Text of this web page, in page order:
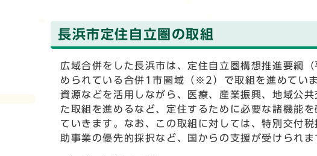
長浜市定住自立圏の取組
広域合併をした長浜市は、定住自立圏構想推進要
められている合併1市圏域（※2）で取組を進めてい
資源などを活用しながら、医療、産業振興、地域公
た取組を進めるなど、定住するために必要な諸機能
ていきます。なお、この取組に対しては、特別交付
助事業の優先的採択など、国からの支援が受けられま